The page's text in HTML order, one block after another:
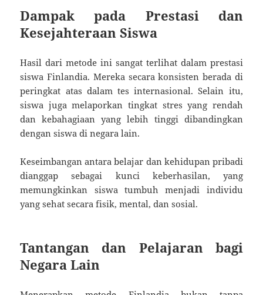
Dampak pada Prestasi dan
Kesejahteraan Siswa
Hasil dari metode ini sangat terlihat dalam prestasi
siswa Finlandia. Mereka secara konsisten berada di
peringkat atas dalam tes internasional. Selain itu,
siswa juga melaporkan tingkat stres yang rendah
dan kebahagiaan yang lebih tinggi dibandingkan
dengan siswa di negara lain.
Keseimbangan antara belajar dan kehidupan pribadi
dianggap sebagai kunci keberhasilan, yang
memungkinkan siswa tumbuh menjadi individu
yang sehat secara fisik, mental, dan sosial.
Tantangan dan Pelajaran bagi
Negara Lain